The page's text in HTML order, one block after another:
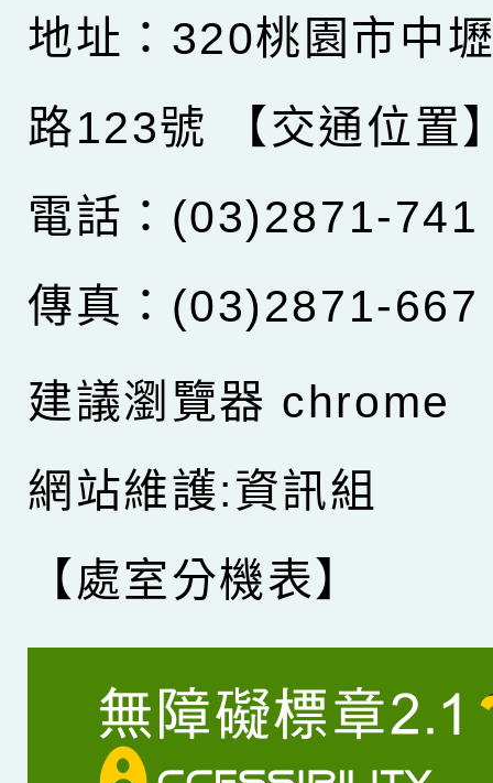
地址：320桃園市中
路123號
【交通位置
電話：(03)2871-741
傳真：(03)2871-667
建議瀏覽器 chrome
網站維護:資訊組
【處室分機表】